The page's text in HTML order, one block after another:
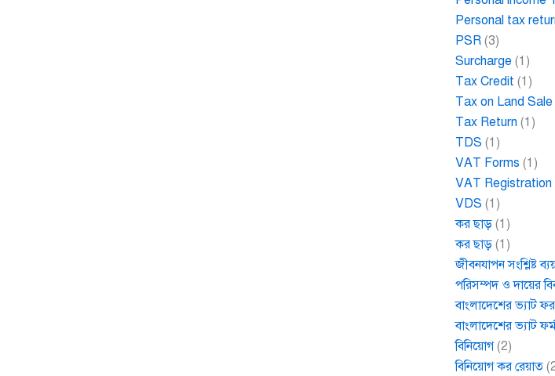
Personal tax
PSR (3)
Surcharge (1)
Tax Credit (1)
Tax on Land Sale
Tax Return (1)
TDS (1)
VAT Forms (1)
VAT Registration
VDS (1)
কর ছাড় (1)
কর ছাড় (1)
জীবনযাপন সংশ্লিষ্ট
পরিসম্পদ ও দায়ের
বাংলাদেশের ভ্যাট
বাংলাদেশের ভ্যাট
বিনিয়োগ(2)
বিনিয়োগ কর রেয়াত